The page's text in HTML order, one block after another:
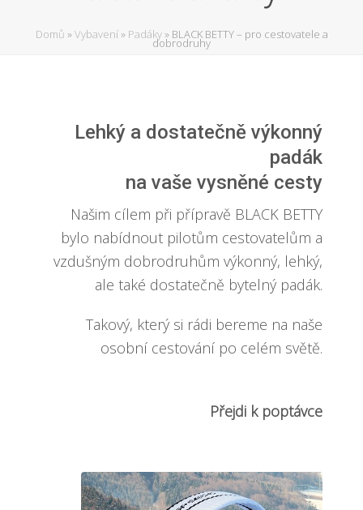
Domů »Vybavení» Padáky» BLACK BETTY – pro cestovatele a
dobrodruhy
Lehký a dostatečně výkonný
padák
na vaše vysněné cesty
Našim cílem při přípravě BLACK BETTY
bylo nabídnout pilotům cestovatelům a
vzdušným dobrodruhům výkonný, lehký,
ale také dostatečně bytelný padák.
Takový, který si rádi bereme na naše
osobní cestování po celém světě.
Přejdi k poptávce